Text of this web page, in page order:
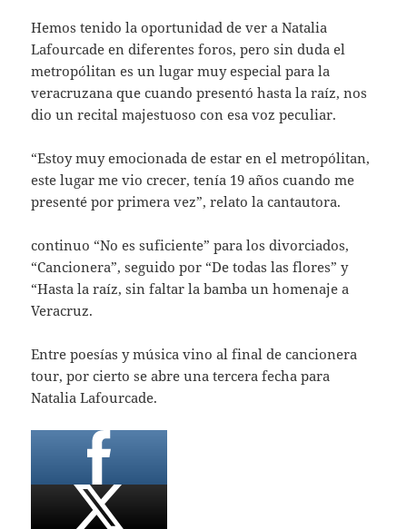
Hemos tenido la oportunidad de ver a Natalia
Lafourcade en diferentes foros, pero sin duda el
metropólitan es un lugar muy especial para la
veracruzana que cuando presentó hasta la raíz, nos
dio un recital majestuoso con esa voz peculiar.
“Estoy muy emocionada de estar en el metropólitan,
este lugar me vio crecer, tenía 19 años cuando me
presenté por primera vez”, relato la cantautora.
continuo “No es suficiente” para los divorciados,
“Cancionera”, seguido por “De todas las flores” y
“Hasta la raíz, sin faltar la bamba un homenaje a
Veracruz.
Entre poesías y música vino al final de cancionera
tour, por cierto se abre una tercera fecha para
Natalia Lafourcade.